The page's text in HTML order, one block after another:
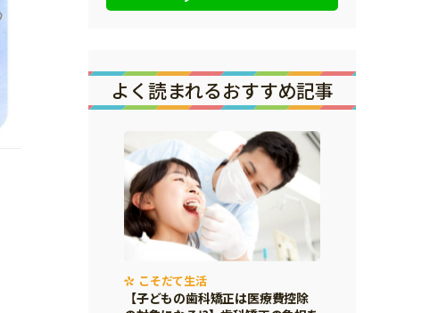
よく読まれるおすすめ記事
こそだて生活
【子どもの歯科矯正は医療費控除